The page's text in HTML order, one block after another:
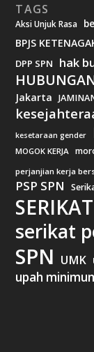
TAGS
Aksi Unjuk Rasa
BPJS
DPP SPN hak
Jakarta
kesetaraan gender
MOGOK KERJA
perjanjian kerja
PSP SPN
serikat
SPN UMK
upah